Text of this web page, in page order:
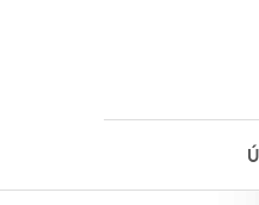
poukazu